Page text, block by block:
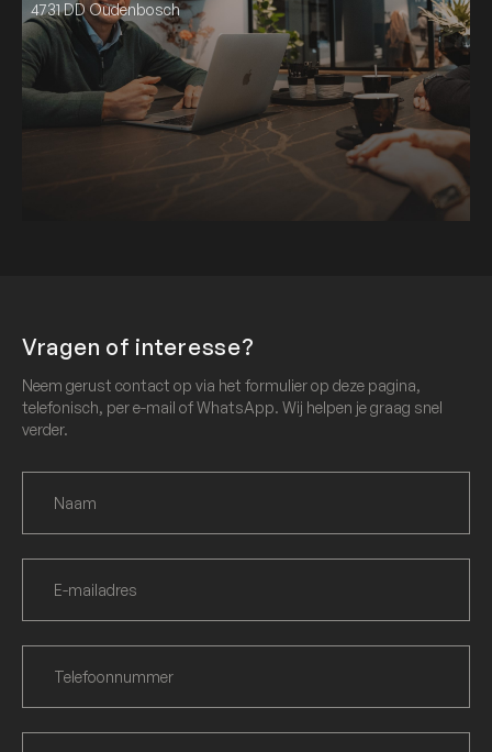
4731 DD Oudenbosch
Vragen of interesse?
Neem gerust contact op via het formulier op deze pagina,
telefonisch, per e-mail of WhatsApp. Wij helpen je graag snel
verder.